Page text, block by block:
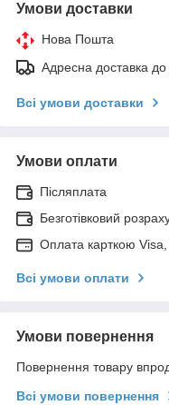
Умови доставки
Нова Пошта
Адресна доставка до
Всі умови доставки
Умови оплати
Післяплата
Безготівковий
Оплата карткою
Всі умови оплати
Умови повернення
Повернення товару
Всі умови повернення